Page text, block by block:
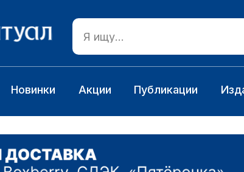
Новинки Акции Публикации